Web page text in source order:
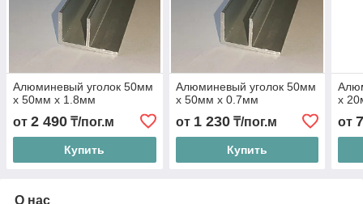
Алюминевый уголок 50мм
х 50мм х 1.8мм
от 2 490 ₸/пог.м
Купить
Алюминевый уголок 50мм
х 50мм х 0.7мм
от 1 230₸/пог.м
Купить
х
от
О нас